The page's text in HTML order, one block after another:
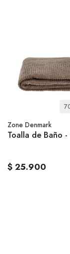
Zone Denmark
Toalla de Baño -
$ 25.900